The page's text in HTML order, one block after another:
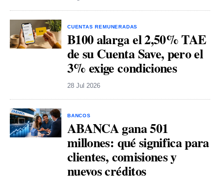
CUENTAS REMUNERADAS
B100 alarga el 2,50% TAE
de su Cuenta Save, pero el
3% exige condiciones
28 Jul 2026
BANCOS
ABANCA gana 501
millones: qué significa para
clientes, comisiones y
nuevos créditos